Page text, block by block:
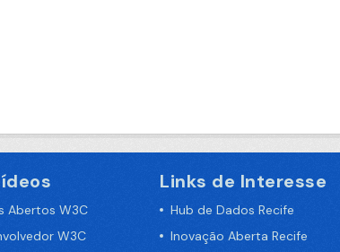
Abertos W3C
W3C
Links de Interesse
Hub de Dados Recife
Inovação Aberta Recife